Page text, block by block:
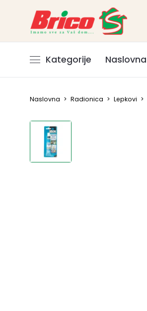
Kategorije Naslovna
Naslovna > Radionica > Lepkovi >